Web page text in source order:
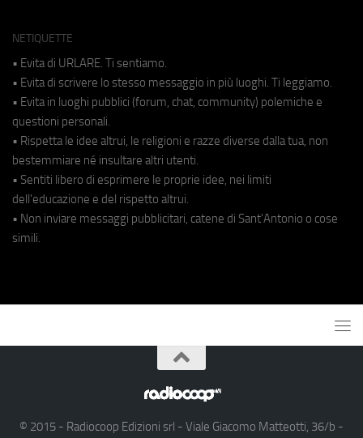
NETIQUETTE
• Evita di URLARE. Ti sentiamo.
• Evita di scrivere lo stesso messaggio in più luoghi. Ti leggiamo.
• Evita in luoghi pubblici (forum, chat, community) polemiche e
questioni personali.
• Rispetta le idee altrui, le religioni e razze diverse dalla tua, non
bestemmiare né insultare altri utenti.
• Sentiti libero di esprimere le proprie idee, nei limiti
dell'educazione e del rispetto altrui.
• Non inviare messaggi pubblicitari, catene di Sant'Antonio o cose
simili.
© 2015 - Radiocoop Edizioni srl - Viale Giacomo Matteotti, 36/b -